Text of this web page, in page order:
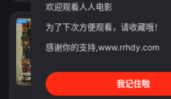
悬案
连续剧 2026
主演：王传君 / 江奇霖 / 杨烁 /
欢迎观看人人电影
为了下次方便观看，请收藏哦！
感谢你的支持,www.rrhdy.com
我记住啦